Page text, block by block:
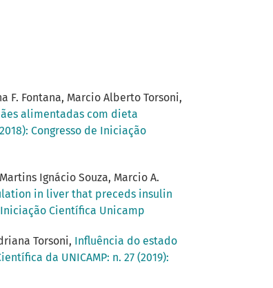
F. Fontana, Marcio Alberto Torsoni,
alimentadas com dieta
Congresso de Iniciação
Ignácio Souza, Marcio A.
in liver that preceds insulin
Iniciação Científica Unicamp
Torsoni, Influência do estado
da UNICAMP: n. 27 (2019):